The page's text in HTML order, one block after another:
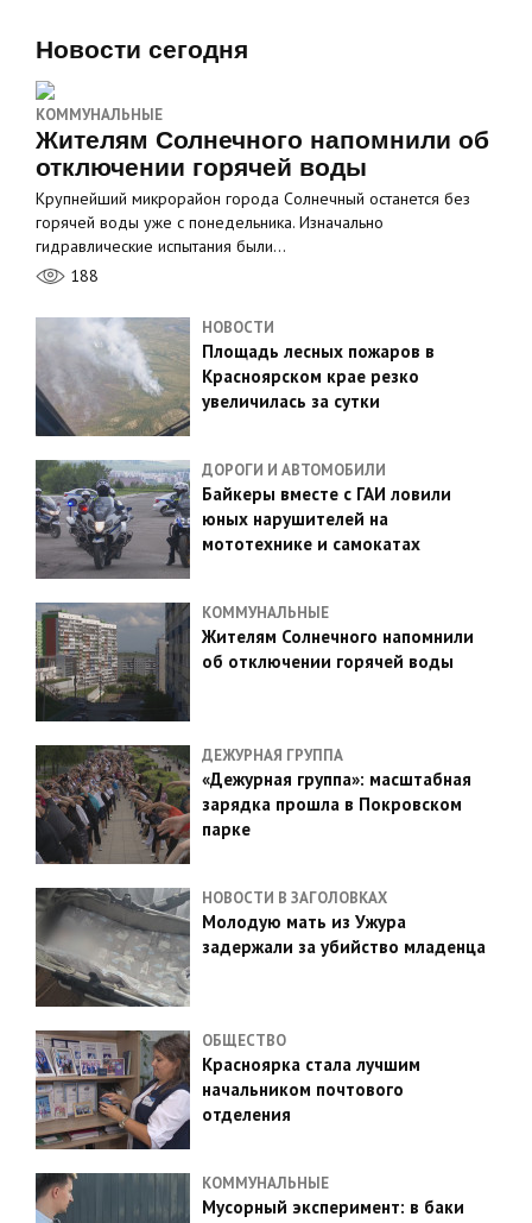
Новости сегодня
КОММУНАЛЬНЫЕ
Жителям Солнечного напомнили об
отключении горячей воды
Крупнейший микрорайон города Солнечный останется без
горячей воды уже с понедельника. Изначально
гидравлические испытания были…
188
НОВОСТИ
Площадь лесных пожаров в
Красноярском крае резко
увеличилась за сутки
ДОРОГИ И АВТОМОБИЛИ
Байкеры вместе с ГАИ ловили
юных нарушителей на
мототехнике и самокатах
КОММУНАЛЬНЫЕ
Жителям Солнечного напомнили
об отключении горячей воды
ДЕЖУРНАЯ ГРУППА
«Дежурная группа»: масштабная
зарядка прошла в Покровском
парке
НОВОСТИ В ЗАГОЛОВКАХ
Молодую мать из Ужура
задержали за убийство младенца
ОБЩЕСТВО
Красноярка стала лучшим
начальником почтового
отделения
КОММУНАЛЬНЫЕ
Мусорный эксперимент: в баки